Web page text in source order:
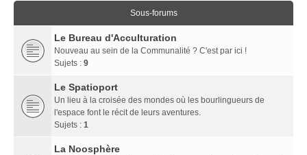
Sous-forums
Le Bureau d'Acculturation
Nouveau au sein de la Communalité ? C'est par ici !
Sujets : 9
Le Spatioport
Un lieu à la croisée des mondes où les bourlingueurs de
l'espace font le récit de leurs aventures.
Sujets : 1
La Noosphère